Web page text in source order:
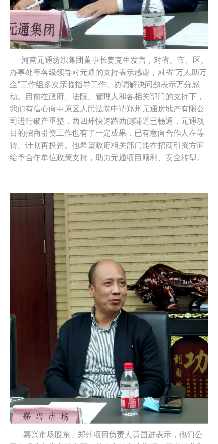
河南元通纺织集团董事长姜克生发言，对省、市、区、
办事处等各级领导对元通的支持表示感谢，对省“万人助万
企”工作组多次亲临指导工作、协调解决问题表示万分感
动。目前在政府、法院、管理人和各相关部门的支持下，
我们有信心向中原区人民法院申请郑州元通房地产有限公
司进行破产重整，西四环快速路西侧辅道已畅通，元通项
目的招商引资工作也有了一定成果，已有意向合作人在等
待、计划再投资。他希望政府相关部门能在招商引资方面
给予合作单位政策支持，助力元通项目顺利、安全转型。
嘉兴市场股东、郑州项目负责人黄国进表示，他们公